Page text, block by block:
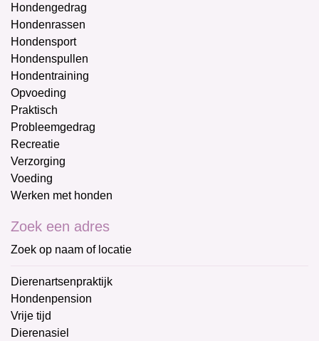
Hondengedrag
Hondenrassen
Hondensport
Hondenspullen
Hondentraining
Opvoeding
Praktisch
Probleemgedrag
Recreatie
Verzorging
Voeding
Werken met honden
Zoek een adres
Zoek op naam of locatie
Dierenartsenpraktijk
Hondenpension
Vrije tijd
Dierenasiel